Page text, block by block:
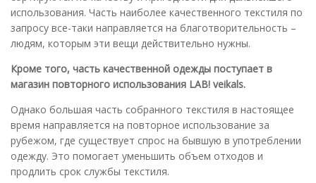
использования. Часть наиболее качественного текстиля по
запросу все-таки направляется на благотворительность –
людям, которым эти вещи действительно нужны.
Кроме того, часть качественной одежды поступает в
магазин повторного использования LAB! veikals.
Однако большая часть собранного текстиля в настоящее
время направляется на повторное использование за
рубежом, где существует спрос на бывшую в употреблении
одежду. Это помогает уменьшить объем отходов и
продлить срок службы текстиля.